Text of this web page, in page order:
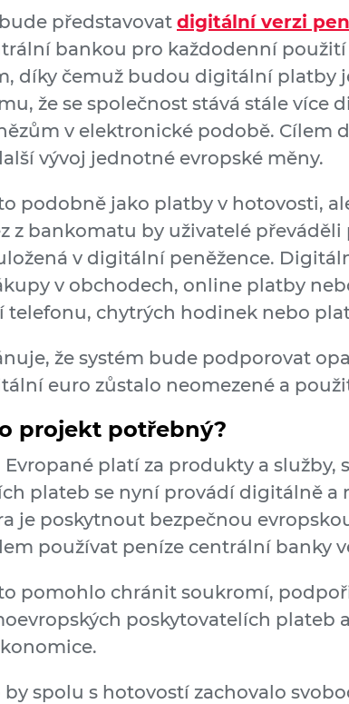
představovat digitální verzi
bankou pro každodenní
díky čemuž budou digitální platby
že se společnost stává stále
v elektronické podobě. Cílem
vývoj jednotné evropské měny.
podobně jako platby v hotovosti,
z bankomatu by uživatelé
v digitální peněžence.
v obchodech, online platby
telefonu, chytrých hodinek nebo
že systém bude podporovat
euro zůstalo neomezené a
projekt potřebný?
platí za produkty a služby,
plateb se nyní provádí digitálně a
je poskytnout bezpečnou
používat peníze centrální banky
pomohlo chránit soukromí,
poskytovatelích plateb
spolu s hotovostí zachovalo